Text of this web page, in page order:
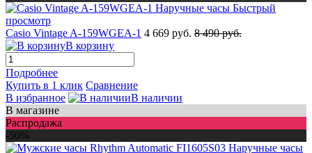
Быстрый
просмотр
Casio Vintage A-159WGEA-1 4 669 руб. 8 490 руб.
В корзину
Подробнее
Купить в 1 клик Сравнение
В избранное
В наличии
В магазине
Распродажа
-50%